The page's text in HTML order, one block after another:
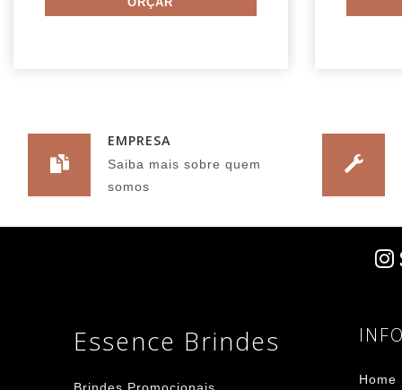
EMPRESA
Saiba mais sobre quem
somos
Essence Brindes
Home